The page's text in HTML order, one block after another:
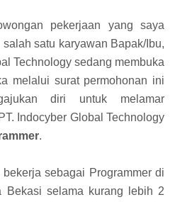
pekerjaan yang saya
satu karyawan Bapak/Ibu,
Technology sedang membuka
melalui surat permohonan ini
diri untuk melamar
Indocyber Global Technology
.
sebagai Programmer di
Bekasi selama kurang lebih 2